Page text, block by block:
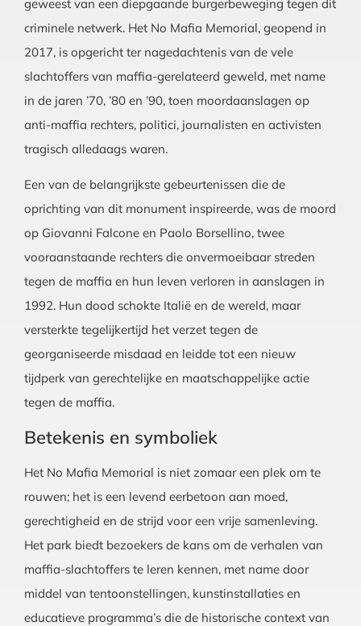
geweest van een diepgaande burgerbeweging tegen dit
criminele netwerk. Het No Mafia Memorial, geopend in
2017, is opgericht ter nagedachtenis van de vele
slachtoffers van maffia-gerelateerd geweld, met name
in de jaren ’70, ’80 en ’90, toen moordaanslagen op
anti-maffia rechters, politici, journalisten en activisten
tragisch alledaags waren.
Een van de belangrijkste gebeurtenissen die de
oprichting van dit monument inspireerde, was de moord
op Giovanni Falcone en Paolo Borsellino, twee
vooraanstaande rechters die onvermoeibaar streden
tegen de maffia en hun leven verloren in aanslagen in
1992. Hun dood schokte Italië en de wereld, maar
versterkte tegelijkertijd het verzet tegen de
georganiseerde misdaad en leidde tot een nieuw
tijdperk van gerechtelijke en maatschappelijke actie
tegen de maffia.
Betekenis en symboliek
Het No Mafia Memorial is niet zomaar een plek om te
rouwen; het is een levend eerbetoon aan moed,
gerechtigheid en de strijd voor een vrije samenleving.
Het park biedt bezoekers de kans om de verhalen van
maffia-slachtoffers te leren kennen, met name door
middel van tentoonstellingen, kunstinstallaties en
educatieve programma’s die de historische context van